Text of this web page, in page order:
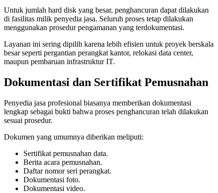
Untuk jumlah hard disk yang besar, penghancuran dapat dilakukan
di fasilitas milik penyedia jasa. Seluruh proses tetap dilakukan
menggunakan prosedur pengamanan yang terdokumentasi.
Layanan ini sering dipilih karena lebih efisien untuk proyek berskala
besar seperti pergantian perangkat kantor, relokasi data center,
maupun pembaruan infrastruktur IT.
Dokumentasi dan Sertifikat Pemusnahan
Penyedia jasa profesional biasanya memberikan dokumentasi
lengkap sebagai bukti bahwa proses penghancuran telah dilakukan
sesuai prosedur.
Dokumen yang umumnya diberikan meliputi:
Sertifikat pemusnahan data.
Berita acara pemusnahan.
Daftar nomor seri perangkat.
Dokumentasi foto.
Dokumentasi video.